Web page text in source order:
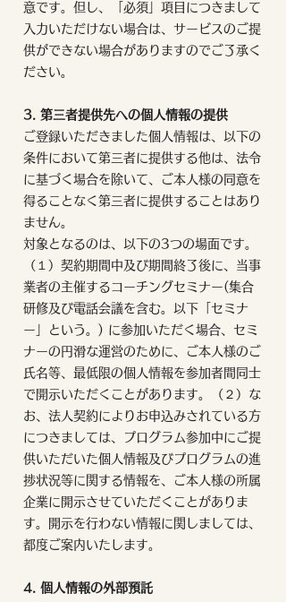
意です。但し、「必須」項目につきまして
入力いただけない場合は、サービスのご提
供ができない場合がありますのでご了承く
ださい。
3. 第三者提供先への個人情報の提供
ご登録いただきました個人情報は、以下の
条件において第三者に提供する他は、法令
に基づく場合を除いて、ご本人様の同意を
得ることなく第三者に提供することはあり
ません。
対象となるのは、以下の3つの場面です。
（１）契約期間中及び期間終了後に、当事
業者の主催するコーチングセミナー(集合
研修及び電話会議を含む。以下「セミナ
ー」という。) に参加いただく場合、セミ
ナーの円滑な運営のために、ご本人様のご
氏名等、最低限の個人情報を参加者間同士
で開示いただくことがあります。（２）な
お、法人契約によりお申込みされている方
につきましては、プログラム参加中にご提
供いただいた個人情報及びプログラムの進
捗状況等に関する情報を、ご本人様の所属
企業に開示させていただくことがありま
す。開示を行わない情報に関しましては、
都度ご案内いたします。
4. 個人情報の外部預託